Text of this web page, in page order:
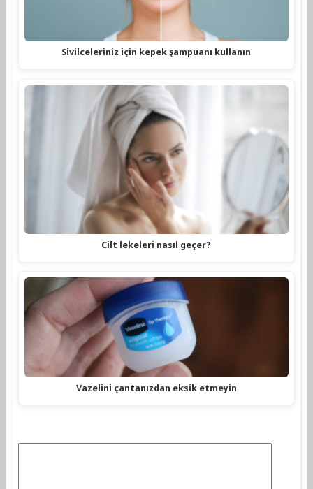
Sivilceleriniz için kepek şampuanı kullanın
Cilt lekeleri nasıl geçer?
Vazelini çantanızdan eksik etmeyin